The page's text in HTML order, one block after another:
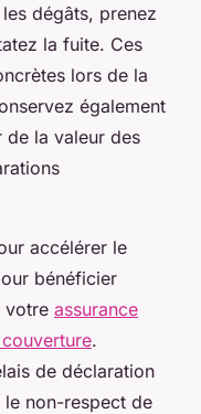
dégâts, prenez
la fuite. Ces
lors de la
également
de la valeur des
accélérer le
bénéficier
votre assurance
.
de déclaration
non-respect de